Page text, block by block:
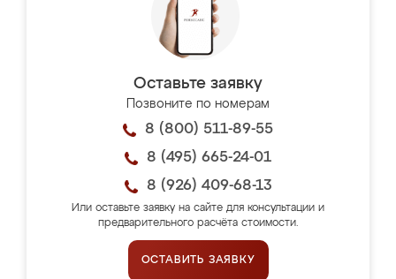
Оставьте заявку
Позвоните по номерам
8 (800) 511-89-55
8 (495) 665-24-01
8 (926) 409-68-13
Или оставьте заявку на сайте для консультации и
предварительного расчёта стоимости.
ОСТАВИТЬ ЗАЯВКУ